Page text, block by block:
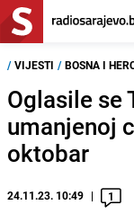
/ VIJESTI / BOSNA I
Oglasile se
umanjenoj
oktobar
24.11.23. 10:49 1